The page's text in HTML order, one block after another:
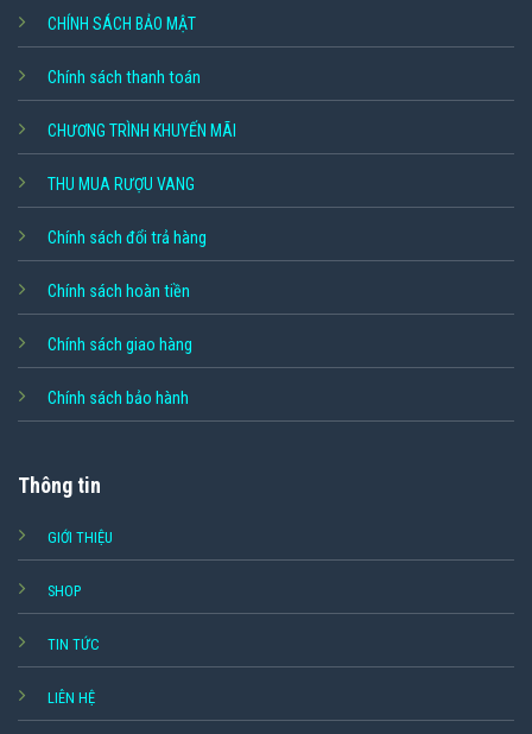
CHÍNH SÁCH BẢO MẬT
Chính sách thanh toán
CHƯƠNG TRÌNH KHUYẾN MÃI
THU MUA RƯỢU VANG
Chính sách đổi trả hàng
Chính sách hoàn tiền
Chính sách giao hàng
Chính sách bảo hành
Thông tin
GIỚI THIỆU
SHOP
TIN TỨC
LIÊN HỆ